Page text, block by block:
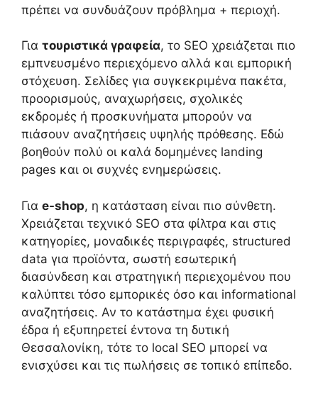
πρέπει να συνδυάζουν πρόβλημα + περιοχή.
Για τουριστικά γραφεία, το SEO χρειάζεται πιο
εμπνευσμένο περιεχόμενο αλλά και εμπορική
στόχευση. Σελίδες για συγκεκριμένα πακέτα,
προορισμούς, αναχωρήσεις, σχολικές
εκδρομές ή προσκυνήματα μπορούν να
πιάσουν αναζητήσεις υψηλής πρόθεσης. Εδώ
βοηθούν πολύ οι καλά δομημένες landing
pages και οι συχνές ενημερώσεις.
Για e-shop, η κατάσταση είναι πιο σύνθετη.
Χρειάζεται τεχνικό SEO στα φίλτρα και στις
κατηγορίες, μοναδικές περιγραφές, structured
data για προϊόντα, σωστή εσωτερική
διασύνδεση και στρατηγική περιεχομένου που
καλύπτει τόσο εμπορικές όσο και informational
αναζητήσεις. Αν το κατάστημα έχει φυσική
έδρα ή εξυπηρετεί έντονα τη δυτική
Θεσσαλονίκη, τότε το local SEO μπορεί να
ενισχύσει και τις πωλήσεις σε τοπικό επίπεδο.